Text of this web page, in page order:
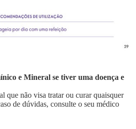
e Mineral se tiver uma doença e
que não visa tratar ou curar quaisquer
de dúvidas, consulte o seu médico